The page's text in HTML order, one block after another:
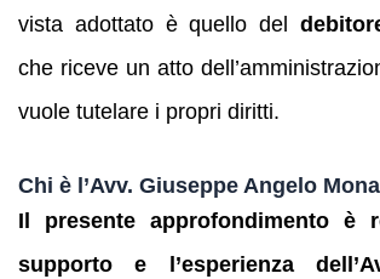
vista adottato è quello del
che riceve un atto
vuole tutelare i propri diritti.
Chi è l’Avv. Giuseppe Angelo
Il presente approfondimento è
supporto e l’esperienza